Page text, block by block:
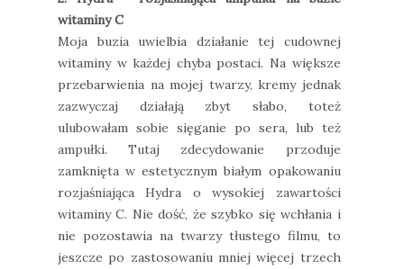
witaminy C
Moja buzia uwielbia działanie tej cudownej
witaminy w każdej chyba postaci. Na większe
przebarwienia na mojej twarzy, kremy jednak
zazwyczaj działają zbyt słabo, toteż
ulubowałam sobie sięganie po sera, lub też
ampułki. Tutaj zdecydowanie przoduje
zamknięta w estetycznym białym opakowaniu
rozjaśniająca Hydra o wysokiej zawartości
witaminy C. Nie dość, że szybko się wchłania i
nie pozostawia na twarzy tłustego filmu, to
jeszcze po zastosowaniu mniej więcej trzech